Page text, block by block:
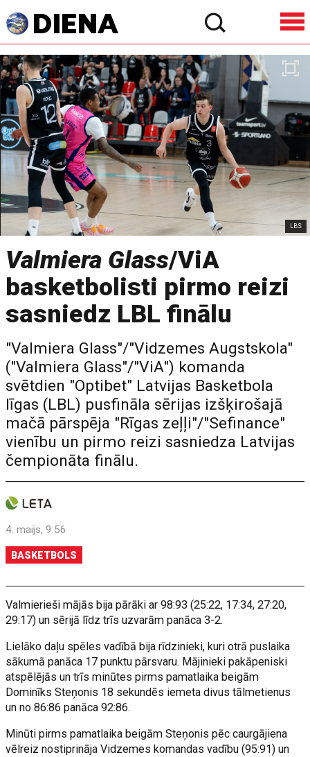
LBS
Valmiera Glass/ViA
basketbolisti pirmo reizi
sasniedz LBL finālu
"Valmiera Glass"/"Vidzemes Augstskola"
("Valmiera Glass"/"ViA") komanda
svētdien "Optibet" Latvijas Basketbola
līgas (LBL) pusfināla sērijas izšķirošajā
mačā pārspēja "Rīgas zeļļi"/"Sefinance"
vienību un pirmo reizi sasniedza Latvijas
čempionāta finālu.
4. maijs, 9:56
BASKETBOLS
Valmierieši mājās bija pārāki ar 98:93 (25:22, 17:34, 27:20,
29:17) un sērijā līdz trīs uzvarām panāca 3-2.
Lielāko daļu spēles vadībā bija rīdzinieki, kuri otrā puslaika
sākumā panāca 17 punktu pārsvaru. Mājinieki pakāpeniski
atspēlējās un trīs minūtes pirms pamatlaika beigām
Dominīks Steņonis 18 sekundēs iemeta divus tālmetienus
un no 86:86 panāca 92:86.
Minūti pirms pamatlaika beigām Steņonis pēc caurgājiena
vēlreiz nostiprināja Vidzemes komandas vadību (95:91) un